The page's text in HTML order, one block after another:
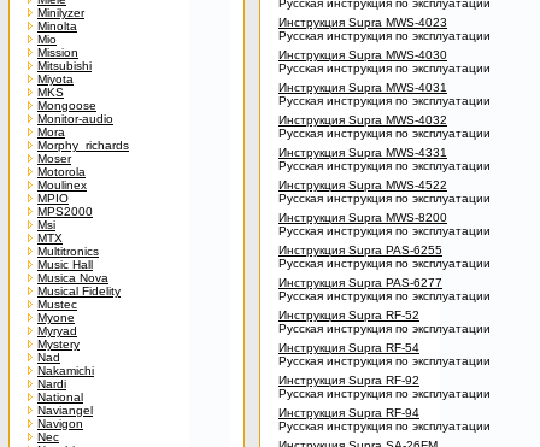
Minilyzer
Minolta
Mio
Mission
Mitsubishi
Miyota
MKS
Mongoose
Monitor-audio
Mora
Morphy_richards
Moser
Motorola
Moulinex
MPIO
MPS2000
Msi
MTX
Multitronics
Music Hall
Musica Nova
Musical Fidelity
Mustec
Myone
Myryad
Mystery
Nad
Nakamichi
Nardi
National
Naviangel
Navigon
Nec
Русская инструкция по эксплуатации
Инструкция Supra MWS-4023
Русская инструкция по эксплуатации
Инструкция Supra MWS-4030
Русская инструкция по эксплуатации
Инструкция Supra MWS-4031
Русская инструкция по эксплуатации
Инструкция Supra MWS-4032
Русская инструкция по эксплуатации
Инструкция Supra MWS-4331
Русская инструкция по эксплуатации
Инструкция Supra MWS-4522
Русская инструкция по эксплуатации
Инструкция Supra MWS-8200
Русская инструкция по эксплуатации
Инструкция Supra PAS-6255
Русская инструкция по эксплуатации
Инструкция Supra PAS-6277
Русская инструкция по эксплуатации
Инструкция Supra RF-52
Русская инструкция по эксплуатации
Инструкция Supra RF-54
Русская инструкция по эксплуатации
Инструкция Supra RF-92
Русская инструкция по эксплуатации
Инструкция Supra RF-94
Русская инструкция по эксплуатации